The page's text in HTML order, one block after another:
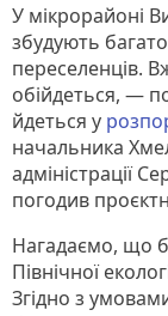
У мікрорайоні
збудують
переселенців.
обійдеться, —
йдеться у
начальника
адміністрації
погодив
Нагадаємо, що
Північної
Згідно з